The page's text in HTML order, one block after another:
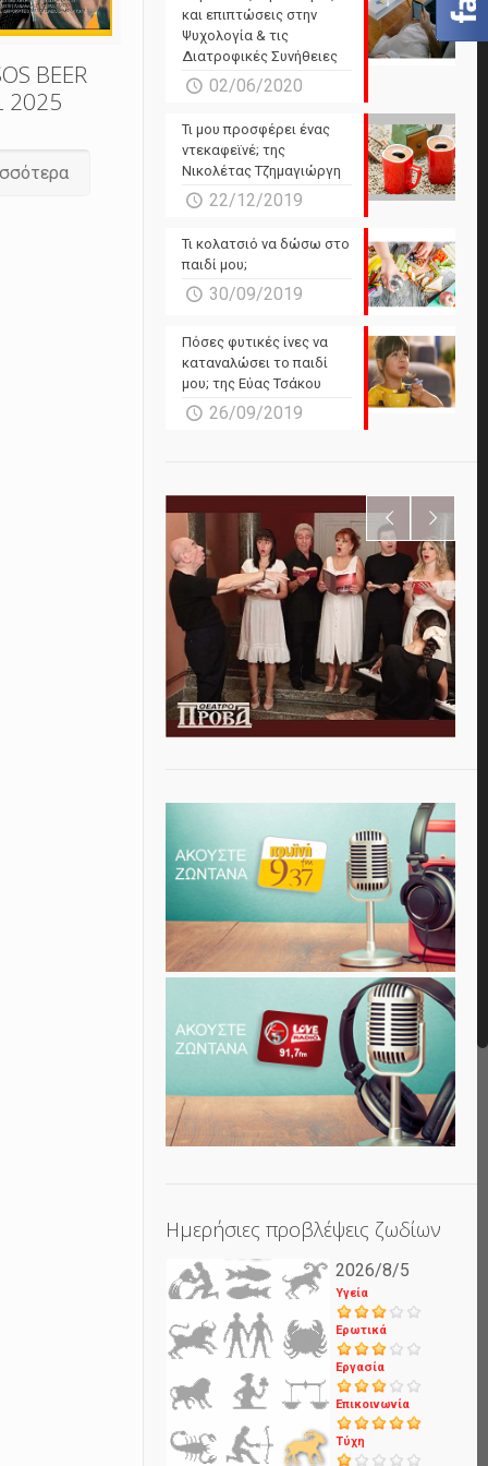
BEER
2025
και επιπτώσεις στην
Ψυχολογία & τις
Διατροφικές Συνήθειες
02/06/2020
Τι μου προσφέρει ένας
ντεκαφεϊνέ; της
Νικολέτας Τζημαγιώργη
22/12/2019
Τι κολατσιό να δώσω στο
παιδί μου;
30/09/2019
Πόσες φυτικές ίνες να
καταναλώσει το παιδί
μου; της Εύας Τσάκου
26/09/2019
Ημερήσιες προβλέψεις ζωδίων
2026/8/5
Υγεία
Ερωτικά
Εργασία
Επικοινωνία
Τύχη